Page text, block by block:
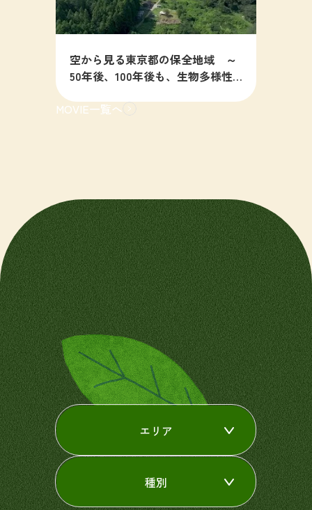
空から見る東京都の保全地域 ～
50年後、100年後も、生物多様性
MOVIE一覧へ
エリア
種別